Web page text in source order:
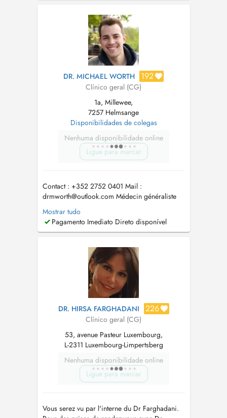
aux patients habitue...
DR. MICHAEL WORTH 192
Clínico geral (CG)
1a, Millewee,
7257 Helmsange
Disponibilidades de colegas
Nenhuma disponibilidade online
Ligue para marcar
Contact : +352 2752 0401 Mail :
drmworth@outlook.com Médecin généraliste
depuis octobre 2022. 2022 : Travail de fin
d'études, pour l'obtention de Docteur en
médecine, sur la création d'une prescription
Luxembourg. 2019 - 2022: Formation de
spécialisation ...
Mostrar tudo
Pagamento Imediato Direto disponível
DR. HIRSA FARGHADANI 226
Clínico geral (CG)
53, avenue Pasteur Luxembourg,
L-2311 Luxembourg-Limpertsberg
Nenhuma disponibilidade online
Ligue para marcar
Vous serez vu par l'interne du Dr Farghadani.